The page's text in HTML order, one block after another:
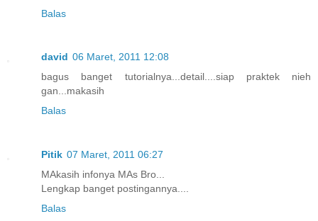
Balas
david 06 Maret, 2011 12:08
bagus banget tutorialnya...detail....siap praktek nieh
gan...makasih
Balas
Pitik 07 Maret, 2011 06:27
MAkasih infonya MAs Bro...
Lengkap banget postingannya....
Balas